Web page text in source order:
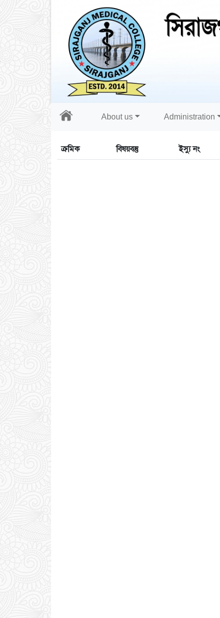
About us Administration
ক্রমিক বিষয়বস্তু ইস্যু নং